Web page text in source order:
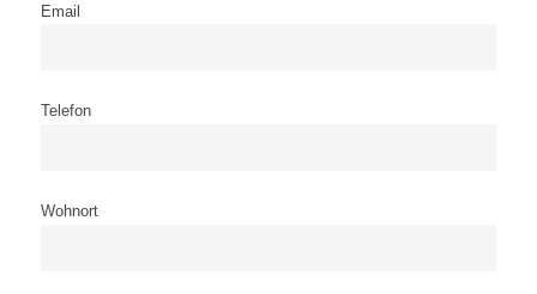
Email
Telefon
Wohnort